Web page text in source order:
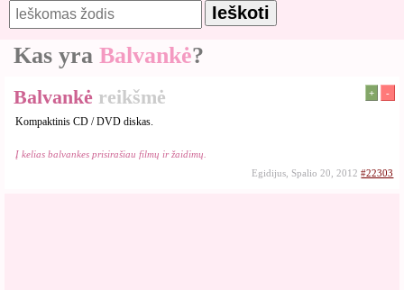
Kas yra Balvankė?
Balvankė reikšmė + -
Kompaktinis CD / DVD diskas.
Į kelias balvankes prisirašiau filmų ir žaidimų.
Egidijus, Spalio 20, 2012#22303